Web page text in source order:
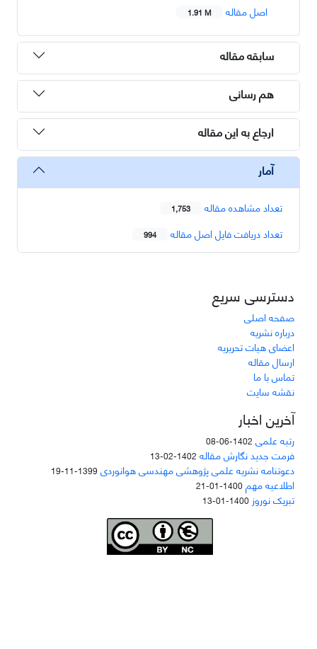
اصل مقاله
1.91 M
سابقه مقاله
هم رسانی
ارجاع به این مقاله
آمار
تعداد مشاهده مقاله 1,753
تعداد دریافت فایل اصل مقاله 994
دسترسی سریع
صفحه اصلی
درباره نشریه
اعضای هیات تحریریه
ارسال مقاله
تماس با ما
نقشه سایت
آخرین اخبار
رتبه علمی 1402-06-08
فرمت جدید نگارش مقاله 1402-02-13
دعوتنامه نشریه علمی پژوهشی مهندسی هوانوردی1399-11-19
اطلاعیه مهم1400-01-21
تبریک نوروز 1400-01-13